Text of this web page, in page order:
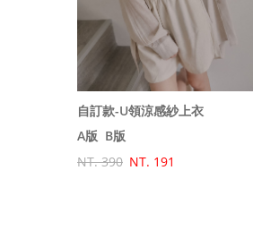
自訂款-U領涼感紗上衣
A版 B版
NT. 390 NT. 191